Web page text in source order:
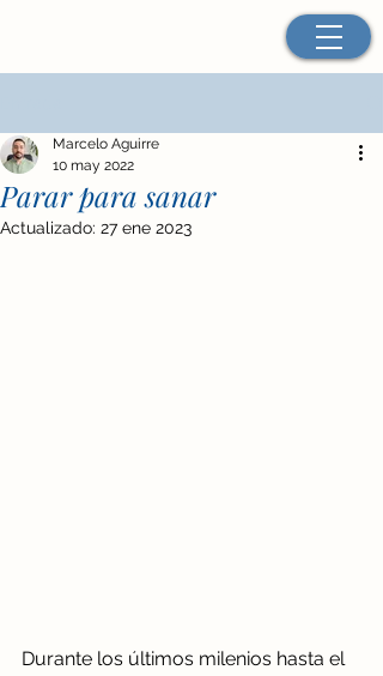
Parar para sanar
Marcelo Aguirre
10 may 2022
Actualizado: 27 ene 2023
Durante los últimos milenios hasta el